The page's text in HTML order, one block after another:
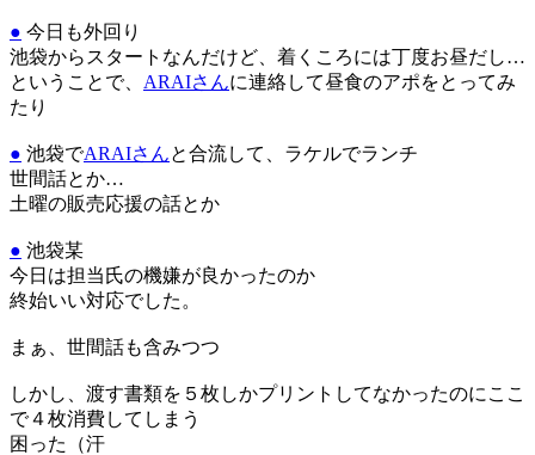
● 今日も外回り
池袋からスタートなんだけど、着くころには丁度お昼だし…
ということで、 ARAIさんに連絡して昼食のアポをとってみ
たり
● 池袋でARAIさんと合流して、ラケルでランチ
世間話とか…
土曜の販売応援の話とか
● 池袋某
今日は担当氏の機嫌が良かったのか
終始いい対応でした。
まぁ、世間話も含みつつ
しかし、渡す書類を５枚しかプリントしてなかったのにここ
で４枚消費してしまう
困った（汗